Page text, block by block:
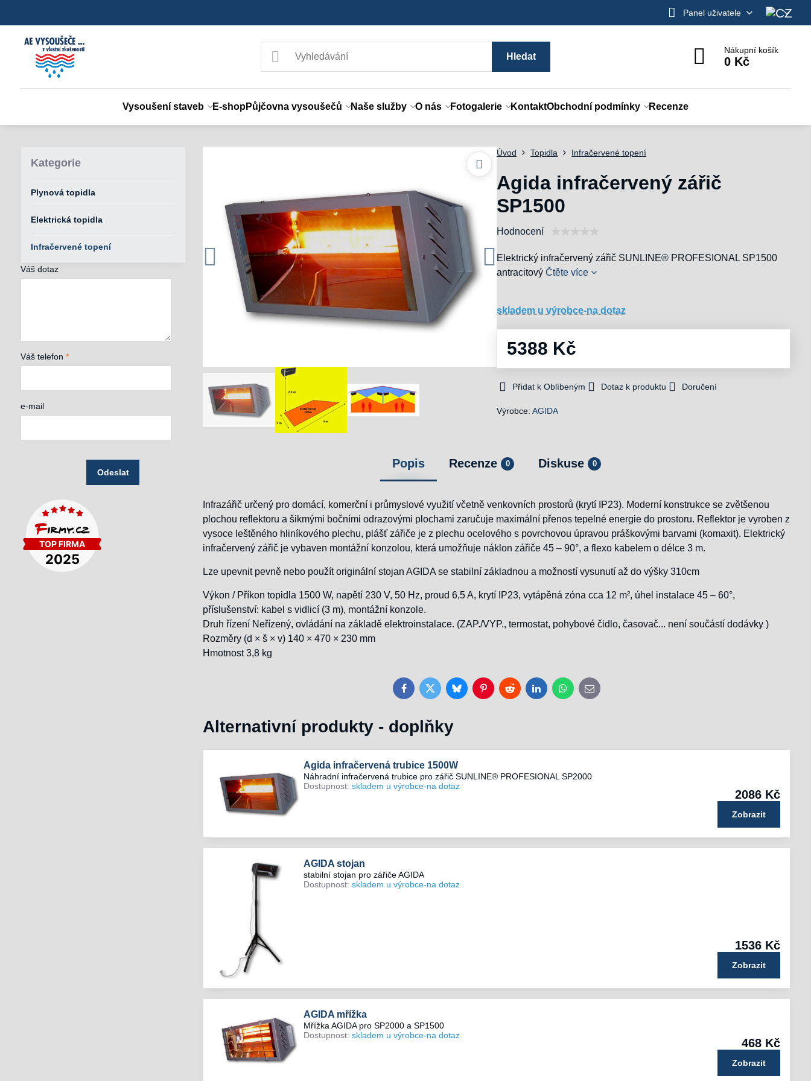
Panel uživatele
Hledat
Nákupní košík
0 Kč
Vysoušení staveb E-shopPůjčovna vysoušečů Naše služby O nás Fotogalerie KontaktObchodní podmínky Recenze
Úvod Topidla Infračervené topení
Agida infračervený zářič
SP1500
Hodnocení
Elektrický infračervený zářič SUNLINE® PROFESIONAL SP1500
antracitovýČtěte více
skladem u výrobce-na dotaz
5388 Kč
Přidat k Oblíbeným Dotaz k produktu Doručení
Výrobce:AGIDA
Popis Recenze 0 Diskuse 0
Infrazářič určený pro domácí, komerční i průmyslové využití včetně venkovních prostorů (krytí IP23). Moderní konstrukce se zvětšenou
plochou reflektoru a šikmými bočními odrazovými plochami zaručuje maximální přenos tepelné energie do prostoru. Reflektor je vyroben z
vysoce leštěného hliníkového plechu, plášť zářiče je z plechu ocelového s povrchovou úpravou práškovými barvami (komaxit). Elektrický
infračervený zářič je vybaven montážní konzolou, která umožňuje náklon zářiče 45 – 90°, a flexo kabelem o délce 3 m.
Lze upevnit pevně nebo použít originální stojan AGIDA se stabilní základnou a možností vysunutí až do výšky 310cm
Výkon / Příkon topidla 1500 W, napětí 230 V, 50 Hz, proud 6,5 A, krytí IP23, vytápěná zóna cca 12 m², úhel instalace 45 – 60°,
příslušenství: kabel s vidlicí (3 m), montážní konzole.
Druh řízení Neřízený, ovládání na základě elektroinstalace. (ZAP./VYP., termostat, pohybové čidlo, časovač... není součástí dodávky )
Rozměry (d × š × v) 140 × 470 × 230 mm
Hmotnost 3,8 kg
FacebookTwitterBlueskyPinterestRedditLinkedInWhatsApp
E-
mail
Alternativní produkty - doplňky
Agida infračervená trubice 1500W
Náhradní infračervená trubice pro zářič SUNLINE® PROFESIONAL SP2000
Dostupnost: skladem u výrobce-na dotaz
2086 Kč
Zobrazit
AGIDA stojan
stabilní stojan pro zářiče AGIDA
Dostupnost: skladem u výrobce-na dotaz
1536 Kč
Zobrazit
AGIDA mřížka
Mřížka AGIDA pro SP2000 a SP1500
Dostupnost: skladem u výrobce-na dotaz
468 Kč
Zobrazit
Kategorie
Plynová topidla
Elektrická topidla
Infračervené topení
Váš dotaz
Váš telefon *
e-mail
Odeslat